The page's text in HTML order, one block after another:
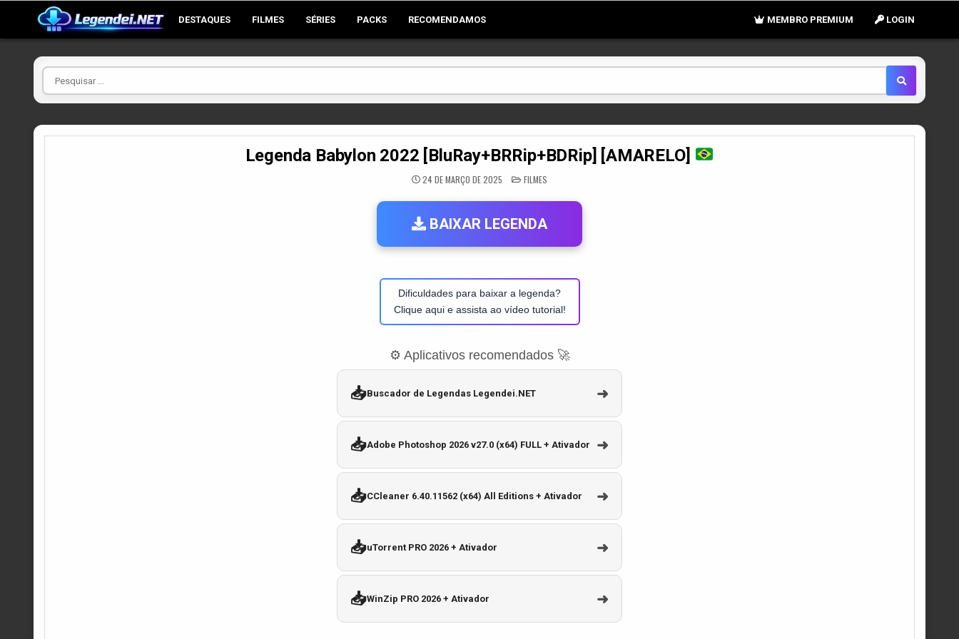
DESTAQUES FILMES SÉRIES PACKS RECOMENDAMOS LOGIN
MEMBRO PREMIUM
Pesquisar
por
Legenda Babylon 2022 [BluRay+BRRip+BDRip] [AMARELO]
24 DE MARÇO DE 2025 POSTED
IN
FILMES
BAIXAR LEGENDA
Dificuldades para baixar a legenda?
Clique aqui e assista ao vídeo tutorial!
⚙️ Aplicativos recomendados 🚀
📥Buscador de Legendas Legendei.NET ➜
📥Adobe Photoshop 2026 v27.0 (x64) FULL + Ativador ➜
📥CCleaner 6.40.11562 (x64) All Editions + Ativador ➜
📥uTorrent PRO 2026 + Ativador ➜
📥WinZip PRO 2026 + Ativador ➜